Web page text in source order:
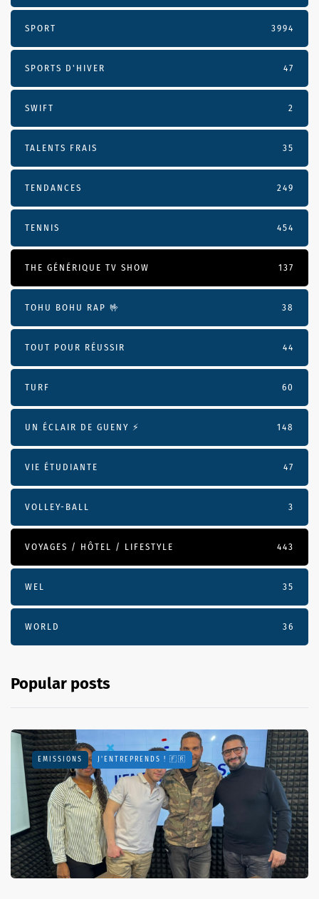
SPORT 3994
SPORTS D'HIVER 47
SWIFT 2
TALENTS FRAIS 35
TENDANCES 249
TENNIS 454
THE GÉNÉRIQUE TV SHOW 137
TOHU BOHU RAP 🤟 38
TOUT POUR RÉUSSIR 44
TURF 60
UN ÉCLAIR DE GUENY ⚡️ 148
VIE ÉTUDIANTE 47
VOLLEY-BALL 3
VOYAGES / HÔTEL / LIFESTYLE 443
WEL 35
WORLD 36
Popular posts
EMISSIONS J'ENTREPRENDS ! 🇫🇷